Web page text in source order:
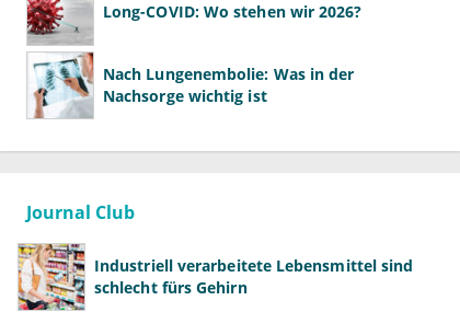
Long-COVID: Wo stehen wir 2026?
Nach Lungenembolie: Was in der
Nachsorge wichtig ist
Journal Club
Industriell verarbeitete Lebensmittel sind
schlecht fürs Gehirn